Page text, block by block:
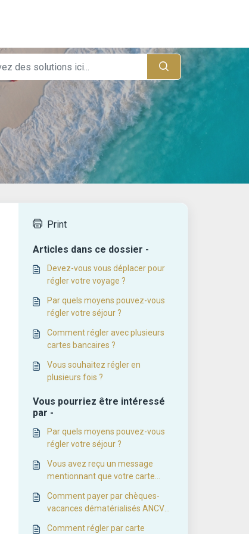
Print
Articles dans ce dossier -
Devez-vous vous déplacer pour
régler votre voyage ?
Par quels moyens pouvez-vous
régler votre séjour ?
Comment régler avec plusieurs
cartes bancaires ?
Vous souhaitez régler en
plusieurs fois ?
Vous pourriez être intéressé
par -
Par quels moyens pouvez-vous
régler votre séjour ?
Vous avez reçu un message
mentionnant que votre carte
Que devez-vous faire ?
Comment payer par chèques-
vacances dématérialisés ANCV
Comment régler par carte